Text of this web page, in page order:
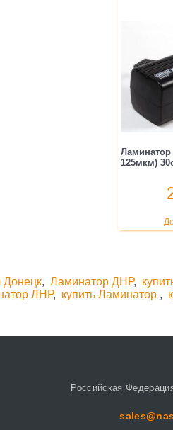
Ламинатор
125мкм)
Донецк,Ламинатор ДНР,
ЛНР, купить Ламинатор ,
Российская